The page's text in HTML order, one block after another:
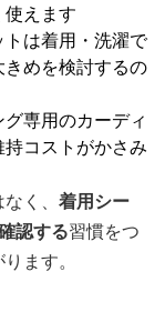
えます
トは着用・洗濯で
めを検討するの
グ専用のカーディ
コストがかさみ
く、 着用シー
認する習慣をつ
ます。